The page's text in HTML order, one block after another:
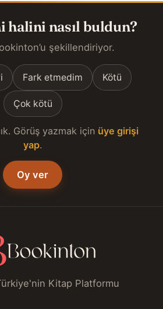
halini nasıl buldun?
şekillendiriyor.
Fark etmedim Kötü
Çok kötü
Görüş yazmak için üye girişi
yap.
Oy ver
Kitap Platformu